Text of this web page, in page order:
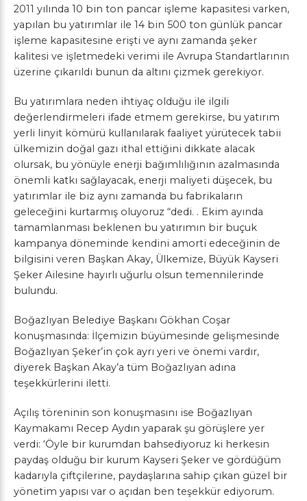
2011 yılında 10 bin ton pancar işleme kapasitesi varken,
yapılan bu yatırımlar ile 14 bin 500 ton günlük pancar
işleme kapasitesine erişti ve aynı zamanda şeker
kalitesi ve işletmedeki verimi ile Avrupa Standartlarının
üzerine çıkarıldı bunun da altını çizmek gerekiyor.
Bu yatırımlara neden ihtiyaç olduğu ile ilgili
değerlendirmeleri ifade etmem gerekirse, bu yatırım
yerli linyit kömürü kullanılarak faaliyet yürütecek tabii
ülkemizin doğal gazı ithal ettiğini dikkate alacak
olursak, bu yönüyle enerji bağımlılığının azalmasında
önemli katkı sağlayacak, enerji maliyeti düşecek, bu
yatırımlar ile biz aynı zamanda bu fabrikaların
geleceğini kurtarmış oluyoruz “dedi. . Ekim ayında
tamamlanması beklenen bu yatırımın bir buçuk
kampanya döneminde kendini amorti edeceğinin de
bilgisini veren Başkan Akay, Ülkemize, Büyük Kayseri
Şeker Ailesine hayırlı uğurlu olsun temennilerinde
bulundu.
Boğazlıyan Belediye Başkanı Gökhan Coşar
konuşmasında: İlçemizin büyümesinde gelişmesinde
Boğazlıyan Şeker’in çok ayrı yeri ve önemi vardır,
diyerek Başkan Akay’a tüm Boğazlıyan adına
teşekkürlerini iletti.
Açılış töreninin son konuşmasını ise Boğazlıyan
Kaymakamı Recep Aydın yaparak şu görüşlere yer
verdi: ‘Öyle bir kurumdan bahsediyoruz ki herkesin
paydaş olduğu bir kurum Kayseri Şeker ve gördüğüm
kadarıyla çiftçilerine, paydaşlarına sahip çıkan güzel bir
yönetim yapısı var o açıdan ben teşekkür ediyorum.